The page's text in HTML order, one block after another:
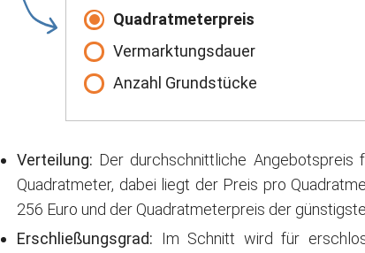
Quadratmeterpreis
Vermarktungsdauer
Anzahl Grundstücke
Verteilung: Der durchschnittliche
Quadratmeter, dabei liegt der Preis pro
256 Euro und der Quadratmeterpreis der
Erschließungsgrad: Im Schnitt wird für